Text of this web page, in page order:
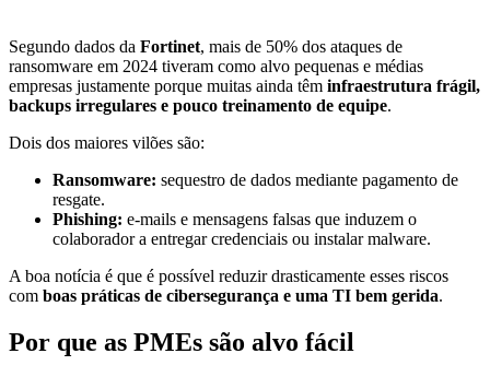
Segundo dados da Fortinet, mais de 50% dos ataques de
ransomware em 2024 tiveram como alvo pequenas e médias
empresas justamente porque muitas ainda têm infraestrutura frágil,
backups irregulares e pouco treinamento de equipe.
Dois dos maiores vilões são:
Ransomware: sequestro de dados mediante pagamento de
resgate.
Phishing: e-mails e mensagens falsas que induzem o
colaborador a entregar credenciais ou instalar malware.
A boa notícia é que é possível reduzir drasticamente esses riscos
com boas práticas de cibersegurança e uma TI bem gerida.
Por que as PMEs são alvo fácil